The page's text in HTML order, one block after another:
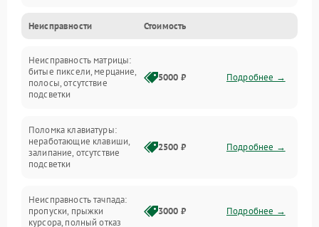
Устройства
Программные ошибки
Электрические и системные сбои
Интерфейсные проблемы
Батарея
Сеть и интернет
Неисправности Стоимость
Неисправность матрицы:
битые пиксели, мерцание,
полосы, отсутствие
подсветки
5000 ₽ Подробнее →
Поломка клавиатуры:
неработающие клавиши,
залипание, отсутствие
подсветки
2500 ₽ Подробнее →
Неисправность тачпада:
пропуски, прыжки
курсора, полный отказ
3000 ₽ Подробнее →